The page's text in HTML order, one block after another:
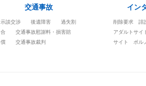
交通事故
示談交渉 後遺障害
過失割
合
交通事故慰謝料・損害賠
償
交通事故裁判
イン
削除要求 誹
アダルトサ
サイト ポル